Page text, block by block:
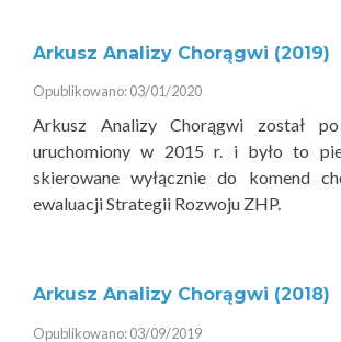
2021
Arkusz Analizy Chorągwi (2019)
Opublikowano: 03/01/2020
Arkusz Analizy Chorągwi został
uruchomiony w 2015 r. i było to
skierowane wyłącznie do komend
ewaluacji Strategii Rozwoju ZHP.
Arkusz Analizy Chorągwi (2018)
Opublikowano: 03/09/2019